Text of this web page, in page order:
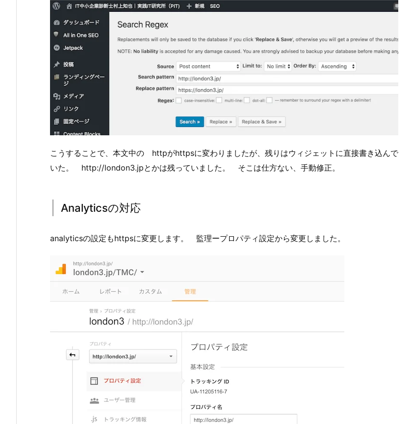
こうすることで、本文中の httpがhttpsに変わりましたが、残りはウィジェットに直接書き込んで
いた。 http://london3.jpとかは残っていました。 そこは仕方ない、手動修正。
Analyticsの対応
analyticsの設定もhttpsに変更します。 監理ープロパティ設定から変更しました。